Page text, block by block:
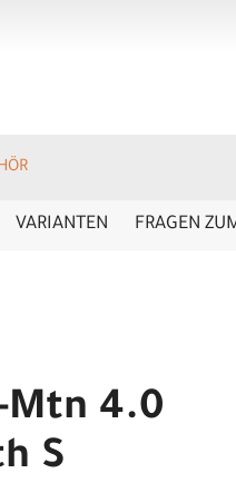
VARIANTEN FRAGEN
Mtn 4.0
S